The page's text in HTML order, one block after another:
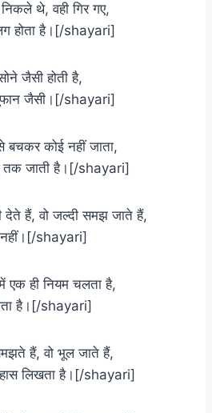
थे, वही गिर गए,
होता है।[/shayari]
जैसी होती है,
जैसी।[/shayari]
बचकर कोई नहीं जाता,
तक जाती है।[/shayari]
हैं, वो जल्दी समझ जाते हैं,
नहीं।[/shayari]
एक ही नियम चलता है,
है।[/shayari]
हैं, वो भूल जाते हैं,
लिखता है।[/shayari]